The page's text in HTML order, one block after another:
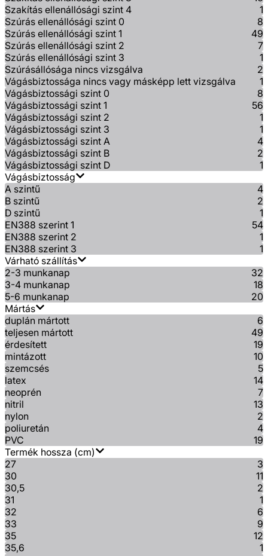
Szakítás ellenállósági szint 4
1
Szúrás ellenállósági szint 0
8
Szúrás ellenállósági szint 1
49
Szúrás ellenállósági szint 2
7
Szúrás ellenállósági szint 3
1
Szúrásállósága nincs vizsgálva
2
Vágásbiztossága nincs vagy másképp lett vizsgálva
1
Vágásbiztossági szint 0
8
Vágásbiztossági szint 1
56
Vágásbiztossági szint 2
1
Vágásbiztossági szint 3
1
Vágásbiztossági szint A
4
Vágásbiztossági szint B
2
Vágásbiztossági szint D
1
Vágásbiztosság
A szintű
4
B szintű
2
D szintű
1
EN388 szerint 1
54
EN388 szerint 2
1
EN388 szerint 3
1
Várható szállítás
2-3 munkanap
32
3-4 munkanap
18
5-6 munkanap
20
Mártás
duplán mártott
6
teljesen mártott
49
érdesített
19
mintázott
10
szemcsés
5
latex
14
neoprén
7
nitril
13
nylon
2
poliuretán
4
PVC
19
Termék hossza (cm)
27
3
30
11
30,5
2
31
1
32
6
33
9
35
12
35,6
1